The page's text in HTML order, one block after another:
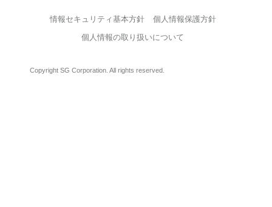
情報セキュリティ基本方針
個人情報保護方針
個人情報の取り扱いについて
Copyright SG Corporation. All rights reserved.